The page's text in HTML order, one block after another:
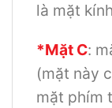
là mặt
*Mặt C:
(mặt này
mặt phím